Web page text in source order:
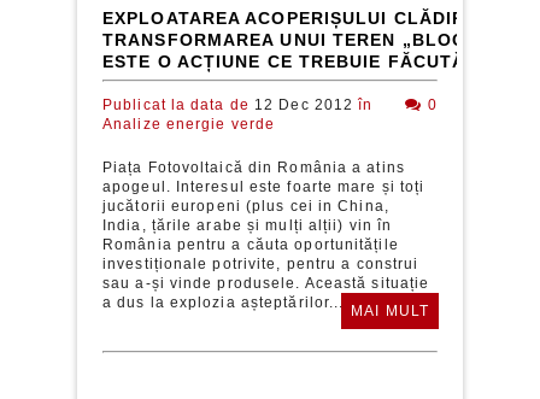
EXPLOATAREA ACOPERIȘULUI CLĂDIRII SAU
TRANSFORMAREA UNUI TEREN „BLOCAT”.
ESTE O ACȚIUNE CE TREBUIE FĂCUTĂ ACUM.
Publicat la data de 12 Dec 2012 în
Analize energie verde
0
Piața Fotovoltaică din România a atins
apogeul. Interesul este foarte mare și toți
jucătorii europeni (plus cei in China,
India, țările arabe și mulți alții) vin în
România pentru a căuta oportunitățile
investiționale potrivite, pentru a construi
sau a-și vinde produsele. Această situație
a dus la explozia așteptărilor...
MAI MULT